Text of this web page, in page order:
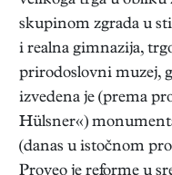
skupinom zgrada u
i realna gimnazija,
prirodoslovni muzej,
izvedena je (prema
Hülsner«)
(danas u istočnom